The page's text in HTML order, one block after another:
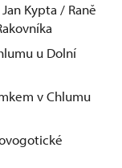
Kypta / Raně
u Dolní
v Chlumu